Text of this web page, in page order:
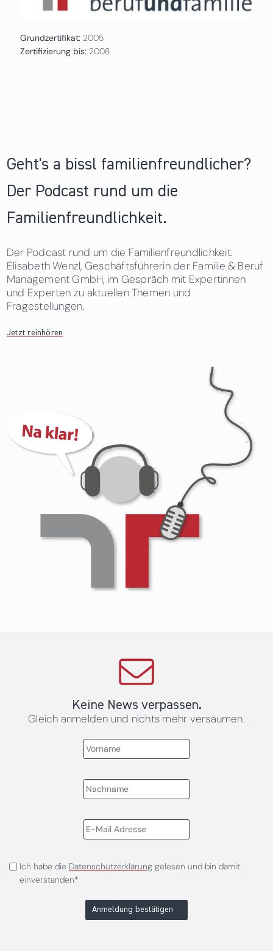
Grundzertifikat: 2005
Zertifizierung bis: 2008
Geht's a bissl familienfreundlicher?
Der Podcast rund um die
Familienfreundlichkeit.
Der Podcast rund um die Familienfreundlichkeit.
Elisabeth Wenzl, Geschäftsführerin der Familie & Beruf
Management GmbH, im Gespräch mit Expertinnen
und Experten zu aktuellen Themen und
Fragestellungen.
Jetzt reinhören
Keine News verpassen.
Gleich anmelden und nichts mehr versäumen.
Ich habe die Datenschutzerklärunggelesen und bin damit
einverstanden*
Anmeldung bestätigen